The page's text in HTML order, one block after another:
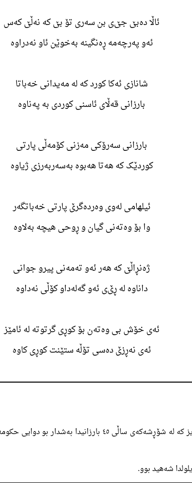
ئاڵا دەبێ جێ‌ی بن سەری تۆ بێ کە نەڵێ کەس
ئەو پەرچەمە ڕەنگینە بەخوێن ئاو نەدراوە
شانازی ئەکا کورد کە لە مەیدانی خەباتا
بارزانی قەڵای ئاسنی کوردی بە پەناوە
بارزانی سەرۆکی مەزنی کۆمەڵی پارتی
کوردێک کە هەتا هەبوە بەسەربەرزی ژیاوە
ئیلهامی لەوی وەردەگرێ پارتی خەباتگەر
وا بۆ وەتەنی گیان و ڕوحی هیچە بەلاوە
ژەنڕاڵێ کە هەر ئەو تەمەنی پیرو جوانی
داناوە لە ڕێ‌ی ئەو گەلەداو کۆڵی نەداوە
ئەی خۆش بی وەتەن بۆ کوڕی گرتوتە لە ئامێز
ئەی نەڕزێ دەسی تۆڵە ستێنت کوڕی کاوە